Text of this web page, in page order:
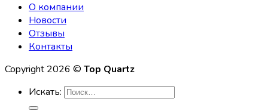
О компании
Новости
Отзывы
Контакты
Copyright 2026 © Top Quartz
Искать: